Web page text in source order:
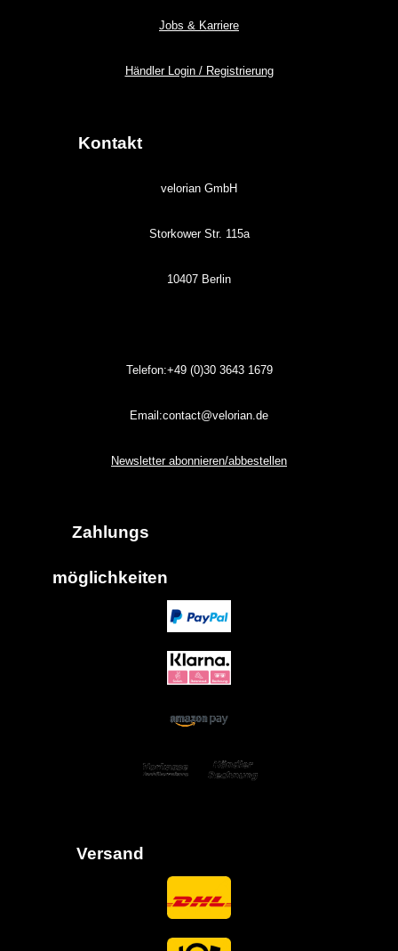
Jobs & Karriere
Händler Login / Registrierung
Kontakt
velorian GmbH
Storkower Str. 115a
10407 Berlin
Telefon:+49 (0)3036431679
Email:contact@velorian.de
Newsletter abonnieren/abbestellen
Zahlungs
möglich keiten
Versand